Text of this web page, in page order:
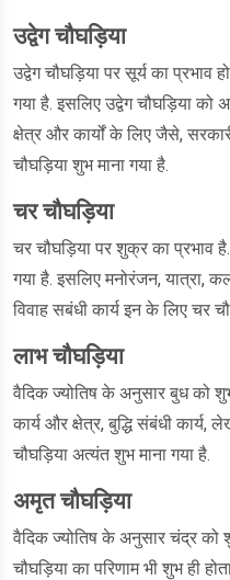
उद्वेग चौघड़िया
उद्वेग चौघड़िया पर सूर्य का प्रभाव
गया है. इसलिए उद्वेग चौघड़िया को
क्षेत्र और कार्यों के लिए जैसे,
चौघड़िया शुभ माना गया है.
चर चौघड़िया
चर चौघड़िया पर शुक्र का प्रभाव
गया है. इसलिए मनोरंजन, यात्रा,
विवाह सबंधी कार्य इन के लिए चर
लाभ चौघड़िया
वैदिक ज्योतिष के अनुसार बुध को
कार्य और क्षेत्र, बुद्धि संबंधी
चौघड़िया अत्यंत शुभ माना गया है.
अमृत चौघड़िया
वैदिक ज्योतिष के अनुसार चंद्र को
चौघड़िया का परिणाम भी शुभ ही